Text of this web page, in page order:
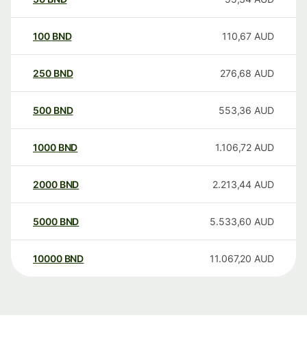
100 BND 110,67 AUD
250 BND 276,68 AUD
500 BND 553,36 AUD
1000 BND 1.106,72 AUD
2000 BND 2.213,44 AUD
5000 BND 5.533,60 AUD
10000 BND 11.067,20 AUD